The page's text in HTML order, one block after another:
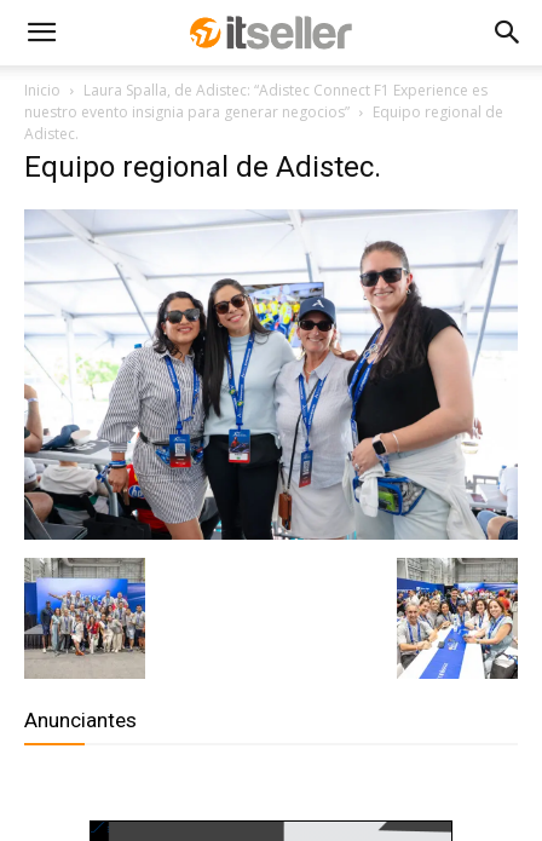
Inicio
Laura Spalla, de Adistec: “Adistec Connect F1 Experience es
nuestro evento insignia para generar negocios”
Equipo regional de
Adistec.
Equipo regional de Adistec.
Anunciantes